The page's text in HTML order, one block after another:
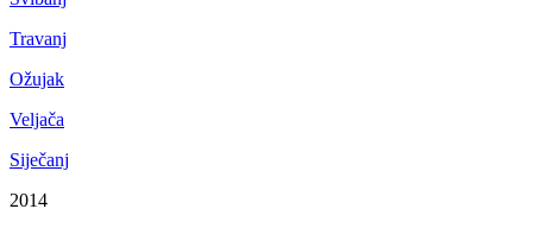
Travanj
Ožujak
Veljača
Siječanj
2014